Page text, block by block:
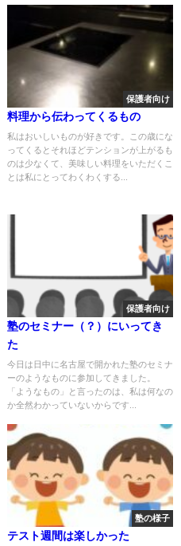
保護者向け
料理から伝わってくるもの
私はおいしいものが好きです。この歳にな
ってくるとそれほどテンションが上がるも
のは少なくて、美味しい料理をいただくこ
とは私にとってわくわくする...
保護者向け
塾のセミナー（？）にいってき
た
今日は日中に名古屋で開かれた塾のセミナ
ーのようなものに参加してきました。
「ようなもの」と言ったのは、私は何なの
か全然わかっていないからです...
塾の様子
テスト週間は楽しかった